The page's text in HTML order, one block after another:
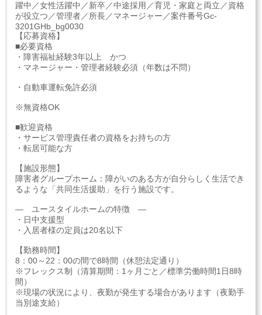
躍中／女性活躍中／新卒／中途採用／育児・家庭と両立／資格
が役立つ／管理者／所長／マネージャー／案件番号Gc-
3201GHb_bg0030
【応募資格】
■必要資格
・障害福祉経験3年以上 かつ
・マネージャー・管理者経験必須（年数は不問）
・自動車運転免許必須
※無資格OK
■歓迎資格
・サービス管理責任者の資格をお持ちの方
・転居可能な方
【施設形態】
障害者グループホーム：障がいのある方が自分らしく生活でき
るような「共同生活援助」を行う施設です。
― ユースタイルホームの特徴 ―
・日中支援型
・入居者様の定員は20名以下
【勤務時間】
8：00～22：00の間で8時間（休憩法定通り）
※フレックス制（清算期間：1ヶ月ごと／標準労働時間1日8時
間）
※現場の状況により、夜勤が発生する場合があります（夜勤手
当別途支給）